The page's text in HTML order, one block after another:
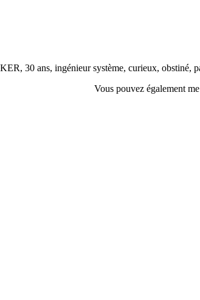
30 ans, ingénieur système, curieux, obstiné,
Vous pouvez également